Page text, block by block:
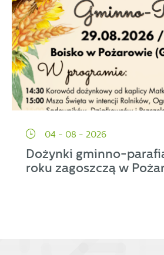
04 - 08 - 2026
Dożynki gminno-
roku zagoszczą w